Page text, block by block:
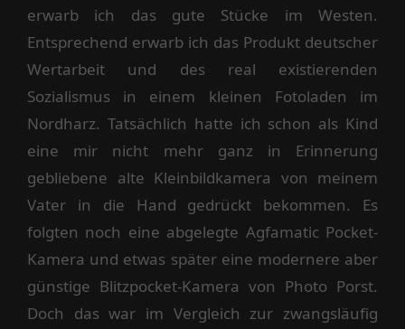
erwarb ich das gute Stücke im Westen.
Entsprechend erwarb ich das Produkt deutscher
Wertarbeit und des real existierenden
Sozialismus in einem kleinen Fotoladen im
Nordharz. Tatsächlich hatte ich schon als Kind
eine mir nicht mehr ganz in Erinnerung
gebliebene alte Kleinbildkamera von meinem
Vater in die Hand gedrückt bekommen. Es
folgten noch eine abgelegte Agfamatic Pocket-
Kamera und etwas später eine modernere aber
günstige Blitzpocket-Kamera von Photo Porst.
Doch das war im Vergleich zur zwangsläufig